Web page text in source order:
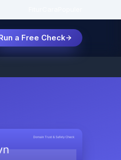
a Free Check